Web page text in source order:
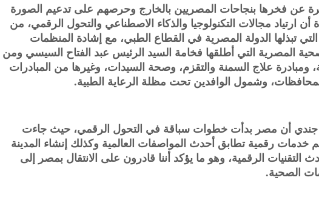
عن فخرها بنجاحات المصريين بالخارج وحرصهم على تدعيم الصورة
أن ارتياد مجالات التكنولوجيا والذكاء الاصطناعي والتحول الرقمي، من
تبذلها الدولة المصرية في القطاع الطبي، مع إشادة المنظمات
المصرية التي أطلقها فخامة السيد الرئيس عبد الفتاح السيسي ومن
صحة، ومبادرة علاج السمنة والتقزم، وصحة السيدات، وغيرها من المبادرات
وشمول الوافدين تحت مظلة الرعاية الطبية.
جندي أن مصر بدأت خطوات سباقة في التحول الرقمي، حيث جاءت
خدمات رقمية تطابق أحدث المواصفات العالمية وكذلك إنشاء المدينة
التقنيات الرقمية، وهو ما يؤكد أننا قادرون على الانتقال بمصر إلى
الصحية.